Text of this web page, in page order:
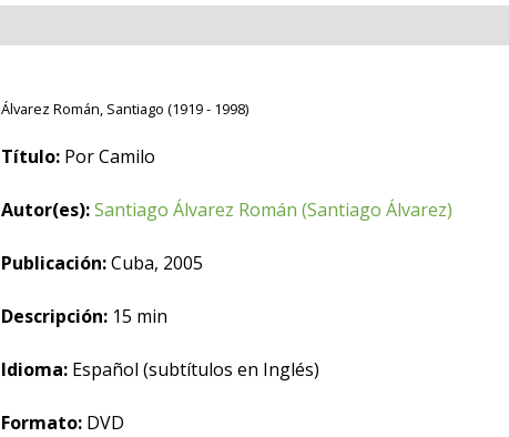
Álvarez Román, Santiago (1919 - 1998)
Título: Por Camilo
Autor(es):Santiago Álvarez Román (Santiago Álvarez)
Publicación:Cuba, 2005
Descripción: 15 min
Idioma: Español (subtítulos en Inglés)
Formato: DVD